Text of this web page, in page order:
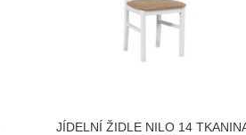
JÍDELNÍ ŽIDLE NILO 14